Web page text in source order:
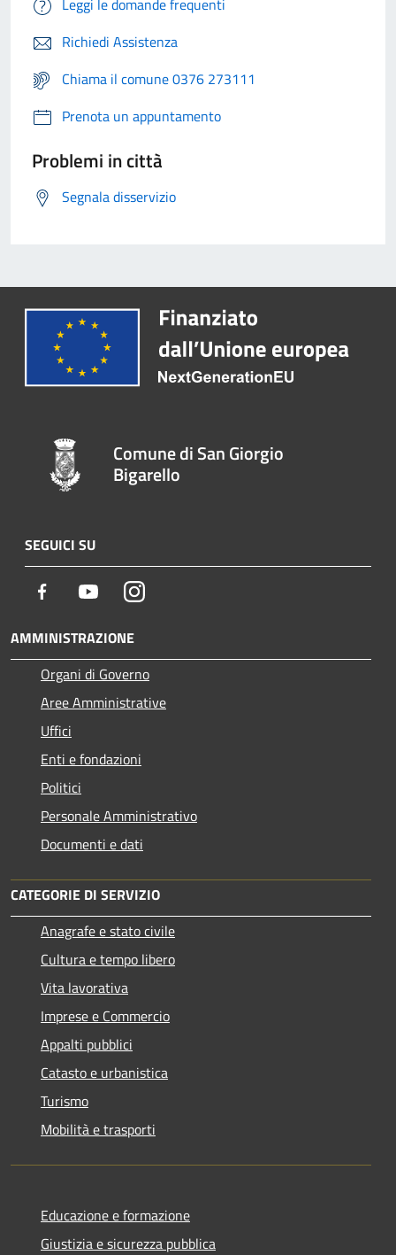
Leggi le domande frequenti
Richiedi Assistenza
Chiama il comune 0376 273111
Prenota un appuntamento
Problemi in città
Segnala disservizio
Comune di San Giorgio
Bigarello
SEGUICI SU
Facebook YoutubeInstagram
AMMINISTRAZIONE
Organi di Governo
Aree Amministrative
Uffici
Enti e fondazioni
Politici
Personale Amministrativo
Documenti e dati
CATEGORIE DI SERVIZIO
Anagrafe e stato civile
Cultura e tempo libero
Vita lavorativa
Imprese e Commercio
Appalti pubblici
Catasto e urbanistica
Turismo
Mobilità e trasporti
Educazione e formazione
Giustizia e sicurezza pubblica